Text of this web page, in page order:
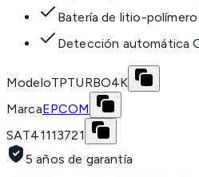
Batería de litio-
Detección automática
ModeloTPTURBO4K
MarcaEPCOM
SAT41113721
5 años de garantía